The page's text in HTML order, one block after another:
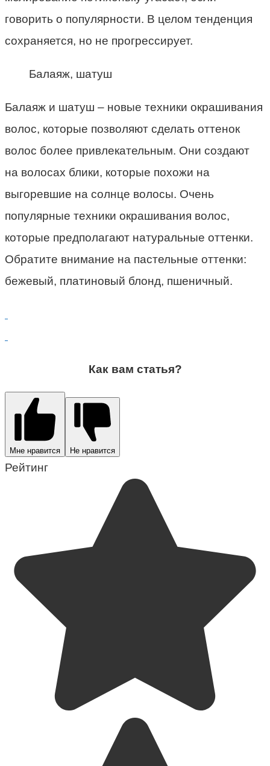
говорить о популярности. В целом тенденция
сохраняется, но не прогрессирует.
Балаяж, шатуш
Балаяж и шатуш – новые техники окрашивания
волос, которые позволяют сделать оттенок
волос более привлекательным. Они создают
на волосах блики, которые похожи на
выгоревшие на солнце волосы. Очень
популярные техники окрашивания волос,
которые предполагают натуральные оттенки.
Обратите внимание на пастельные оттенки:
бежевый, платиновый блонд, пшеничный.
Как вам статья?
Мне нравится Не нравится
Рейтинг